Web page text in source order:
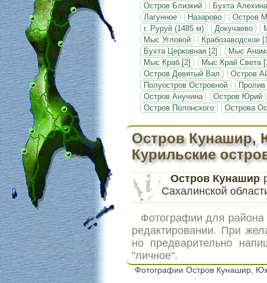
Остров Близкий
Бухта Алехина
Лагунное
Назарово
Остров
г. Руруй (1485 м)
Докучаево
Мыс Угловой
Крабозаводское
Бухта Церковная [2]
Мыс
Мыс Краб [2]
Мыс Край Света
Остров Девятый Вал
Остров
Полуостров Островной
Остров Анучина
Остров Юрий
Остров Полонского
Острова
Остров Кунашир,
Курильские
Остров Кунашир
Сахалинской
Фотографии для района
редактировании. При
но предварительно
"личное".
Фотографии Остров Кунашир,